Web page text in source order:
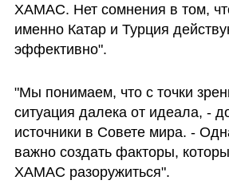
ХАМАС. Нет сомнения в том,
именно Катар и Турция
эффективно".
"Мы понимаем, что с точки
ситуация далека от идеала, -
источники в Совете мира. -
важно создать факторы,
ХАМАС разоружиться".